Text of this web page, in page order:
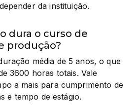
da instituição.
dura o curso de
produção?
média de 5 anos, o que
3600 horas totais. Vale
a mais para cumprimento de
e tempo de estágio.